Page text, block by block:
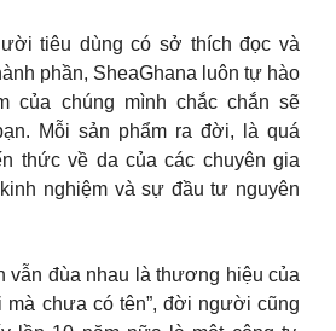
tiêu dùng có sở thích đọc và
phần, SheaGhana luôn tự hào
của chúng mình chắc chắn sẽ
Mỗi sản phẩm ra đời, là quá
thức về da của các chuyên gia
nghiệm và sự đầu tư nguyên
vẫn đùa nhau là thương hiệu của
mà chưa có tên”, đời người cũng